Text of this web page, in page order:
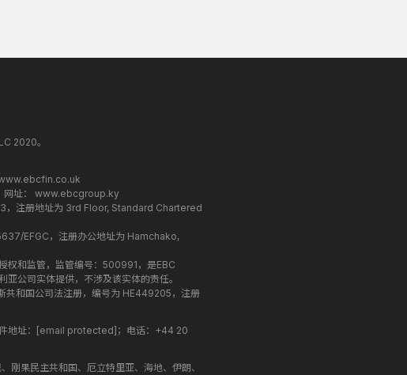
2020。
址： www.ebcgroup.ky
，注册地址为 3rd Floor, Standard Chartered
EFGC，注册办公地址为 Hamchako,
和监管，监管编号：500991，是EBC
公司实体提供，不涉及该实体的责任。
共和国公司法注册，编号为 HE449205，注册
址： [email protected] ；电话：+44 20
刚果民主共和国、厄立特里亚、海地、伊朗、